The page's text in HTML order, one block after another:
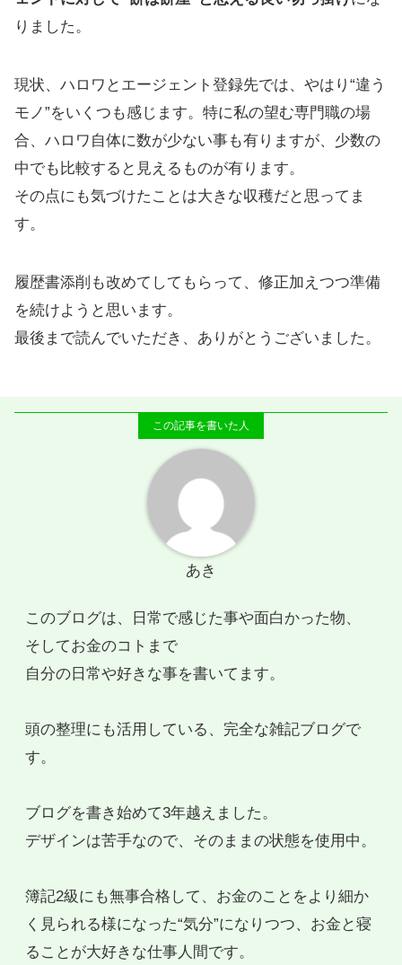
りました。
現状、ハロワとエージェント登録先では、やはり“違う
モノ”をいくつも感じます。特に私の望む専門職の場
合、ハロワ自体に数が少ない事も有りますが、少数の
中でも比較すると見えるものが有ります。
その点にも気づけたことは大きな収穫だと思ってま
す。
履歴書添削も改めてしてもらって、修正加えつつ準備
を続けようと思います。
最後まで読んでいただき、ありがとうございました。
あき
このブログは、日常で感じた事や面白かった物、
そしてお金のコトまで
自分の日常や好きな事を書いてます。
頭の整理にも活用している、完全な雑記ブログで
す。
ブログを書き始めて3年越えました。
デザインは苦手なので、そのままの状態を使用中。
簿記2級にも無事合格して、お金のことをより細か
く見られる様になった“気分”になりつつ、お金と寝
ることが大好きな仕事人間です。